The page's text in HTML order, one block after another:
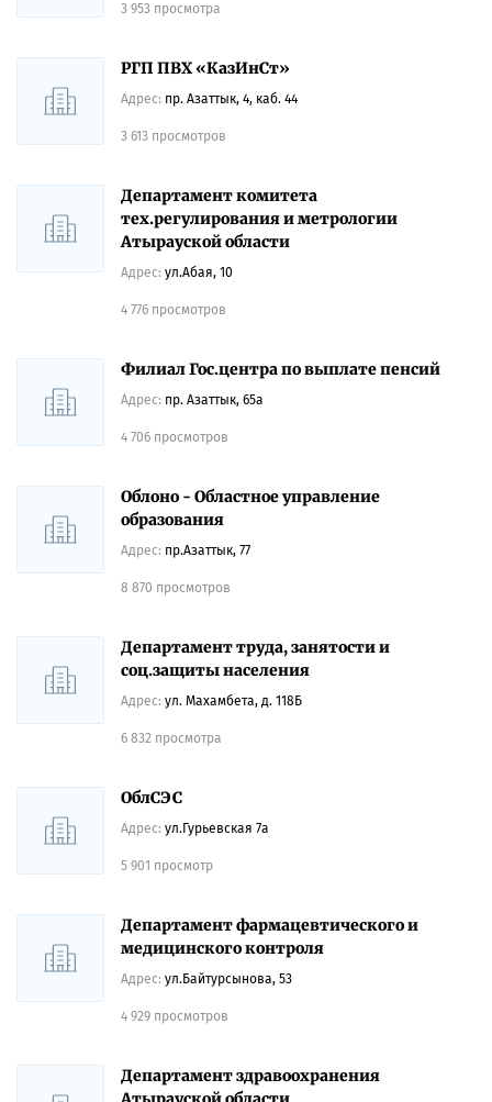
3 953 просмотра
РГП ПВХ «КазИнСт»
Адрес: пр. Азаттык, 4, каб. 44
3 613 просмотров
Департамент комитета
тех.регулирования и метрологии
Атырауской области
Адрес: ул.Абая, 10
4 776 просмотров
Филиал Гос.центра по выплате пенсий
Адрес: пр. Азаттык, 65а
4 706 просмотров
Облоно - Областное управление
образования
Адрес: пр.Азаттык, 77
8 870 просмотров
Департамент труда, занятости и
соц.защиты населения
Адрес: ул. Махамбета, д. 118Б
6 832 просмотра
ОблСЭС
Адрес: ул.Гурьевская 7а
5 901 просмотр
Департамент фармацевтического и
медицинского контроля
Адрес: ул.Байтурсынова, 53
4 929 просмотров
Департамент здравоохранения